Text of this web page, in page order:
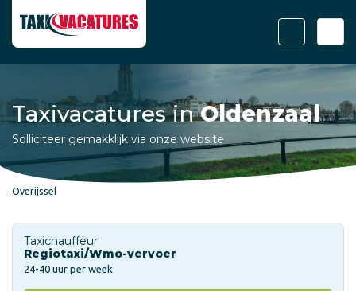
Taxivacatures inOldenzaal
Solliciteer gemakklijk via onze website
Overijssel
Taxichauffeur
Regiotaxi/Wmo-vervoer
24-40 uur per week